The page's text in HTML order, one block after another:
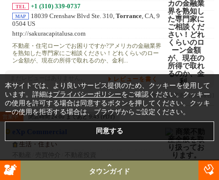
TEL +1 (310) 339-0737
MAP 18039 Crenshaw Blvd Ste. 310, Torrance, CA, 9
0504 US
http://sakuracapitalusa.com
不動産・住宅ローンでお困りですか?アメリカの金融業界
を熟知した専門家にご相談ください！どれくらいのロー
ン金額が、現在の所得で取れるのか、金利...
レビューを書く
[ページ制作] [営業時間・内容変更] [閉店報告]
営業中 閉店時間 24:00 まであと 9:43 (PDT)
生活・住まい
不動産
不動産投資
TEL
14905 Los Robles Avenue, Hacienda Heights
, California, 91745 ア
タウンガイド
本サイトでは、より良いサービス提供のため、クッキーを使用して
います。詳細はプライバシーポリシーをご確認ください。クッキー
の使用を許可する場合は同意するボタンを押してください。クッキ
ーの使用を拒否する場合は、ブラウザからご設定ください。